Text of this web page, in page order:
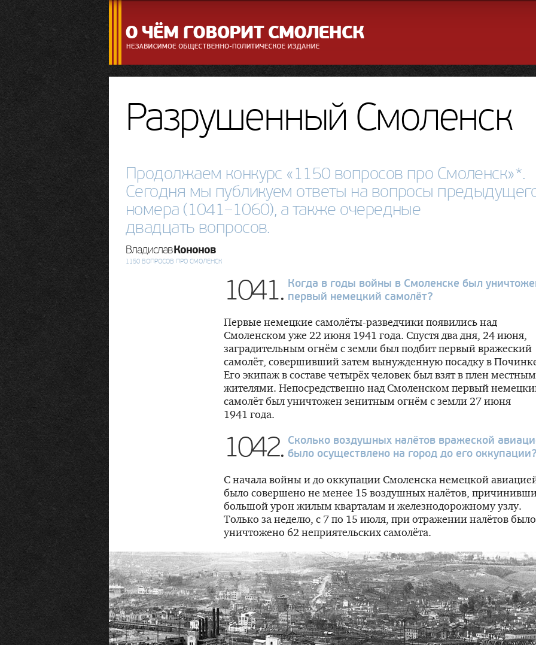
Разрушенный Смоленск
Продолжаем конкурс «1150 вопросов про Смоленск»*.
Сегодня мы публикуем ответы на вопросы
номера (1041–1060), а также очередные
двадцать вопросов.
ВладиславКононов
1150 ВОПРОСОВ ПРО СМОЛЕНСК
1041. Когда в годы войны в Смоленске был
первый немецкий самолёт?
Первые немецкие самолёты-разведчики появились над
Смоленском уже 22 июня 1941 года. Спустя два дня, 24 июня,
заградительным огнём с земли был подбит первый вражеский
самолёт, совершивший затем вынужденную посадку в
Его экипаж в составе четырёх человек был взят в плен
жителями. Непосредственно над Смоленском первый
самолёт был уничтожен зенитным огнём с земли 27 июня
1941 года.
1042. Сколько воздушных налётов вражеской
было осуществлено на город до его
С начала войны и до оккупации Смоленска немецкой
было совершено не менее 15 воздушных налётов,
большой урон жилым кварталам и железнодорожному узлу.
Только за неделю, с 7 по 15 июля, при отражении налётов было
уничтожено 62 неприятельских самолёта.